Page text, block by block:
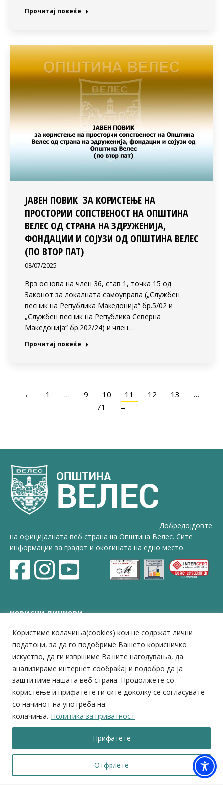
Користиме колачиња(cookies) кои не содржат лични
податоци, за да го подобриме Вашето корисничко
искуство, да ги извршиме Вашите нагодувања, да
анализираме интернет сообраќај и подобро да ја
заштитиме нашата веб страна. Продолжете со
користење и прифатете ги сите доколку се согласувате
со начинот на употреба на
колачиња. Политика за приватност
Отфрлете
Прифатете
Прочитај повеќе
ЈАВЕН ПОВИК ЗА КОРИСТЕЊЕ НА
ПРОСТОРИИ СОПСТВЕНОСТ НА ОПШТИНА
ВЕЛЕС ОД СТРАНА НА ЗДРУЖЕНИЈА,
ФОНДАЦИИ И СОЈУЗИ ОД ОПШТИНА ВЕЛЕС
(ПО ВТОР ПАТ)
08/07/2025
Врз основа на член 36, став 1, точка 15 од
Законот за локалната самоуправа („Службен
весник на Република Македонија“ бр.5/02 и
„Службен весник на Република Северна
Македонија“ бр.202/24) и член…
Прочитај повеќе
← 1 … 9 10 11 12 13
…
71
→
Добредојдовте
на официјалната веб страна на Општина Велес. Сите
информации за градот и околината на едно место.
КОРИСНИ ЛИНКОВИ
ЗЕЛС – Заедница на единиците на локална самоуправа
Центар за развој на Вардарски плански регион
Јавно комунално претпријатие „Дервен“
ЈПССО „Парк – спорт и паркинзи“
ЛБ „Гоце Делчев“
ЛУ „Народен Музеј“
Влада на Република Северна Македонија
Собрание на Република Северна Македонија
Министерство за финансии
Министерство за локална самоуправа
Министерство за дигитална трансформација
Министерство за јавна администрација
Министерство за образование и наука